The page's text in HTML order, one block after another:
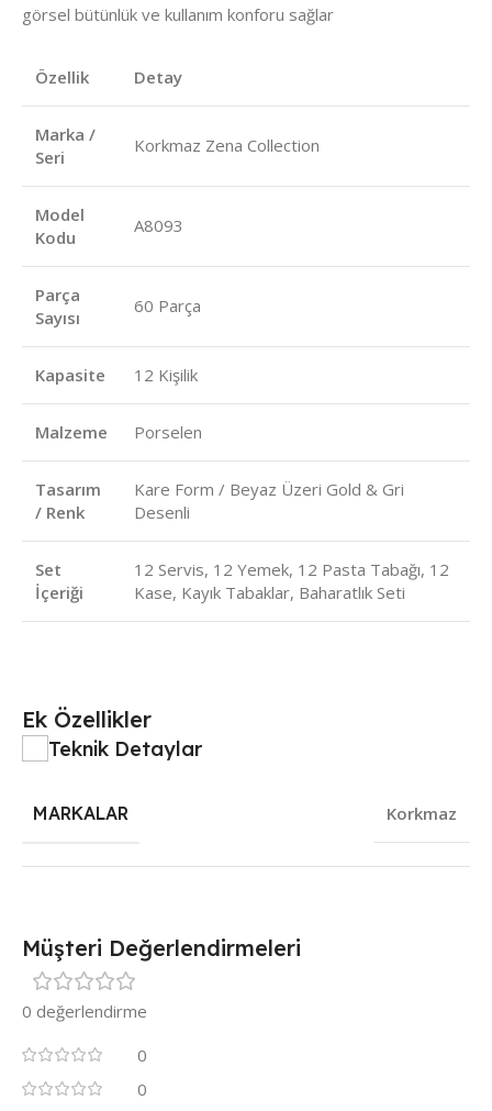
görsel bütünlük ve kullanım konforu sağlar
Özellik Detay
Marka /
Seri
Korkmaz Zena Collection
Model
Kodu
A8093
Parça
Sayısı
60 Parça
Kapasite 12 Kişilik
Malzeme Porselen
Tasarım
/ Renk
Kare Form / Beyaz Üzeri Gold & Gri
Desenli
Set
İçeriği
12 Servis, 12 Yemek, 12 Pasta Tabağı, 12
Kase, Kayık Tabaklar, Baharatlık Seti
Ek Özellikler
Teknik Detaylar
MARKALAR Korkmaz
Müşteri Değerlendirmeleri
0 değerlendirme
0
0